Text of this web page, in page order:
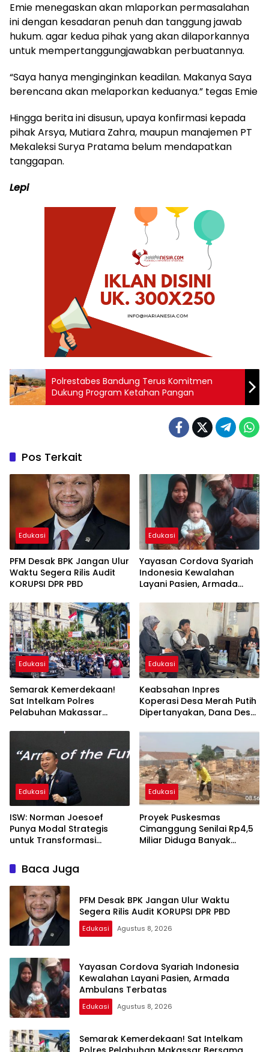
Emie menegaskan akan mlaporkan permasalahan
ini dengan kesadaran penuh dan tanggung jawab
hukum. agar kedua pihak yang akan dilaporkannya
untuk mempertanggungjawabkan perbuatannya.
“Saya hanya menginginkan keadilan. Makanya Saya
berencana akan melaporkan keduanya.” tegas Emie
Hingga berita ini disusun, upaya konfirmasi kepada
pihak Arsya, Mutiara Zahra, maupun manajemen PT
Mekaleksi Surya Pratama belum mendapatkan
tanggapan.
Lepi
‎Polrestabes Bandung Terus Komitmen
Dukung Program Ketahan Pangan
Pos Terkait
Edukasi
PFM Desak BPK Jangan Ulur
Waktu Segera Rilis Audit
KORUPSI DPR PBD
Edukasi
Yayasan Cordova Syariah
Indonesia Kewalahan
Layani Pasien, Armada
Edukasi
Semarak Kemerdekaan!
Sat Intelkam Polres
Pelabuhan Makassar
Bagikan 250 Bendera
Edukasi
Keabsahan Inpres
Koperasi Desa Merah Putih
Dipertanyakan, Dana Desa
“Digadaikan”
Edukasi
ISW: Norman Joesoef
Punya Modal Strategis
untuk Transformasi
Nasional
Edukasi
Proyek Puskesmas
Cimanggung Senilai Rp4,5
Miliar Diduga Banyak
Baca Juga
PFM Desak BPK Jangan Ulur Waktu
Segera Rilis Audit KORUPSI DPR PBD
Edukasi Agustus 8, 2026
Yayasan Cordova Syariah Indonesia
Kewalahan Layani Pasien, Armada
Ambulans Terbatas
Edukasi Agustus 8, 2026
Semarak Kemerdekaan! Sat Intelkam